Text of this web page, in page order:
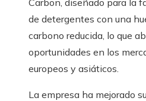
de detergentes con una
carbono reducida, lo que
oportunidades en los
europeos y asiáticos.
La empresa ha mejorado